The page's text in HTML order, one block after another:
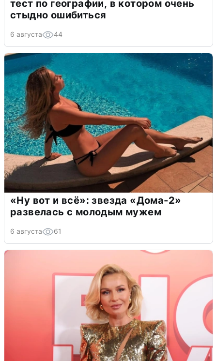
тест по географии, в котором очень
стыдно ошибиться
6 августа 44
«Ну вот и всё»: звезда «Дома-2»
развелась с молодым мужем
6 августа 61